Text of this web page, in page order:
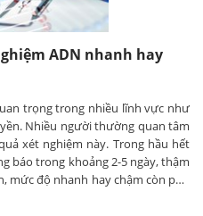
ADN nhanh hay
trọng trong nhiều lĩnh vực như
Nhiều người thường quan tâm
xét nghiệm này. Trong hầu hết
báo trong khoảng 2-5 ngày, thậm
mức độ nhanh hay chậm còn phụ
và chúng ta sẽ tìm hiểu kỹ hơn